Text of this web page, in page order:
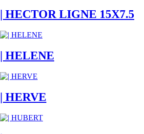
| HECTOR LIGNE 15X7.5
| HELENE
| HERVE